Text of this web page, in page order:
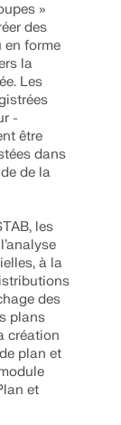
»
des
en forme
la
Les
-
être
dans
de la
les
à la
des
plans
création
plan et
et